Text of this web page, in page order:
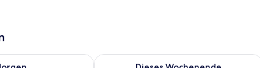
7. für morgen, Aug. 7 - Aug. 8.
Überprüfe die Verfügbarkeit für